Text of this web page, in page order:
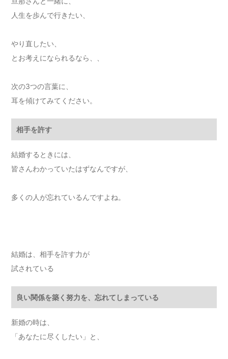
人生を歩んで行きたい、
やり直したい、
とお考えになられるなら、、
次の3つの言葉に、
耳を傾けてみてください。
相手を許す
結婚するときには、
皆さんわかっていたはずなんですが、
多くの人が忘れているんですよね。
結婚は、相手を許す力が
試されている
良い関係を築く努力を、忘れてしまっている
新婚の時は、
「あなたに尽くしたい」と、